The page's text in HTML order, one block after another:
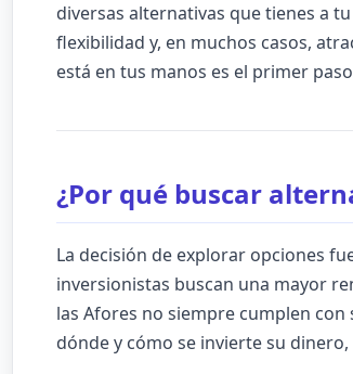
diversas alternativas que tienes a
flexibilidad y, en muchos casos,
está en tus manos es el primer
¿Por qué buscar
La decisión de explorar opciones
inversionistas buscan una mayor
las Afores no siempre cumplen
dónde y cómo se invierte su